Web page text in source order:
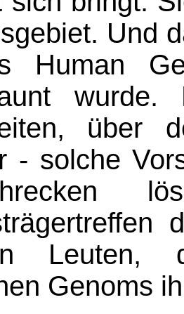
Und
Human
- solche
Leuten,
Genoms